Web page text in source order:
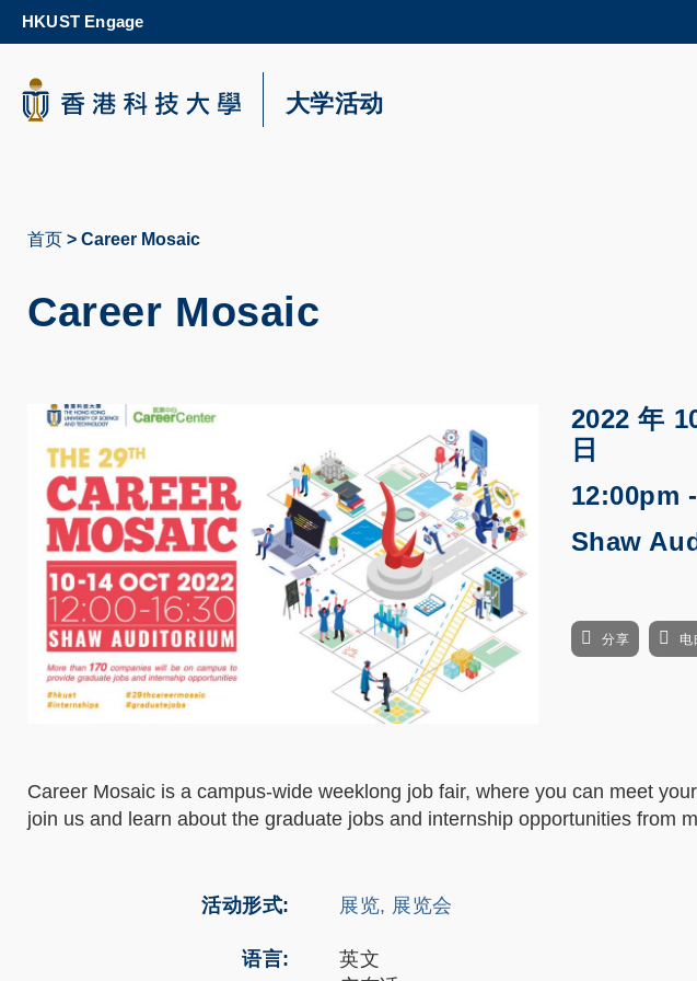
content
科大新闻
HKUST Engage
大学活动
包
首页 Career Mosaic
Career Mosaic
2022 年
日
12:00pm
Shaw
分享 电
Career Mosaic is a campus-wide weeklong job fair, where you can meet
join us and learn about the graduate jobs and internship opportunities from
活动形式 展览, 展览会
语言
英文